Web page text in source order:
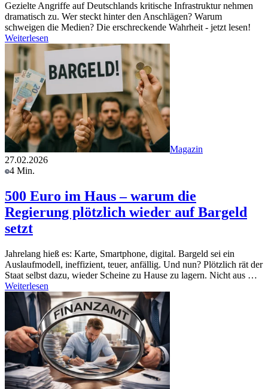
Gezielte Angriffe auf Deutschlands kritische Infrastruktur nehmen
dramatisch zu. Wer steckt hinter den Anschlägen? Warum
schweigen die Medien? Die erschreckende Wahrheit - jetzt lesen!
Weiterlesen
Magazin
27.02.2026
4 Min.
500 Euro im Haus – warum die
Regierung plötzlich wieder auf Bargeld
setzt
Jahrelang hieß es: Karte, Smartphone, digital. Bargeld sei ein
Auslaufmodell, ineffizient, teuer, anfällig. Und nun? Plötzlich rät der
Staat selbst dazu, wieder Scheine zu Hause zu lagern. Nicht aus …
Weiterlesen